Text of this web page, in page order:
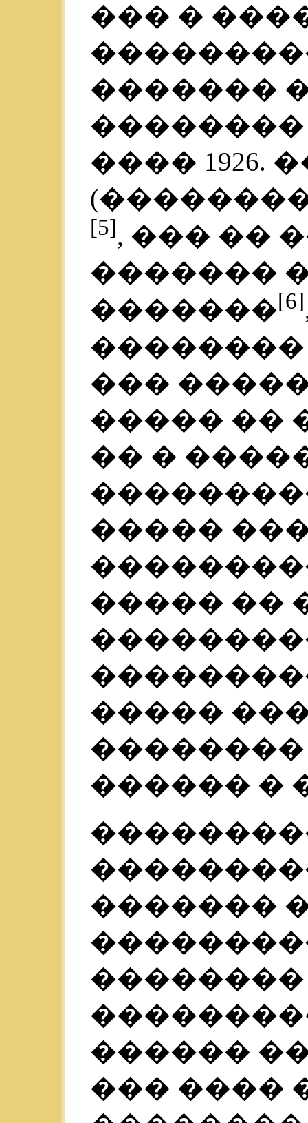
��� �
�������
��������
���� 1926.
[5], ��� ��
�������
�������[6]
���
����� ��
�� �
�����
����� ��
�����
������ �
�������
������
��� ����